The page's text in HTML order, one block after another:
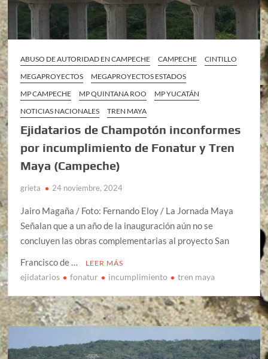
ABUSO DE AUTORIDAD EN CAMPECHE CAMPECHE
CINTILLO
MEGAPROYECTOS
MEGAPROYECTOS ESTADOS
MP CAMPECHE
MP QUINTANA ROO
MP YUCATÁN
NOTICIAS NACIONALES
TREN MAYA
Ejidatarios de Champotón inconformes
por incumplimiento de Fonatur y Tren
Maya (Campeche)
grieta 24 noviembre, 2024
Jairo Magaña / Foto: Fernando Eloy / La Jornada Maya
Señalan que a un año de la inauguración aún no se
concluyen las obras complementarias al proyecto San
Francisco de …
LEER MÁS
ejidatarios fonatur incumplimiento tren maya